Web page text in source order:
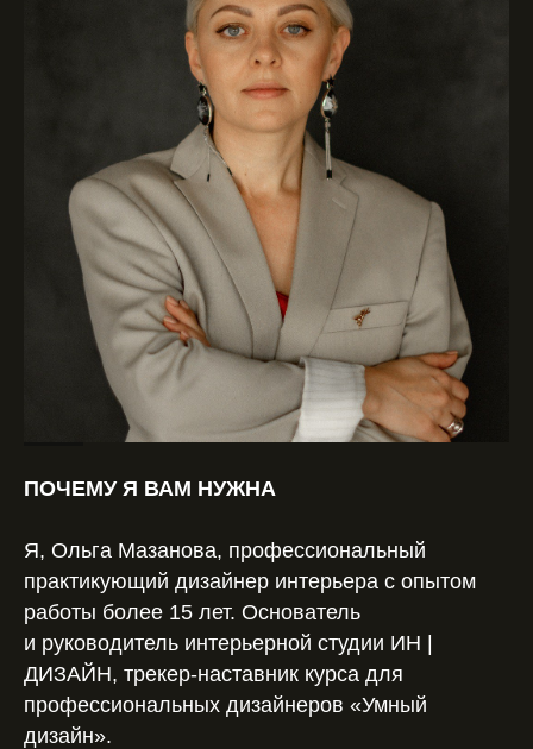
ПОЧЕМУ Я ВАМ НУЖНА
Я, Ольга Мазанова, профессиональный
практикующий дизайнер интерьера с опытом
работы более 15 лет. Основатель
и руководитель интерьерной студии ИН |
ДИЗАЙН, трекер-наставник курса для
профессиональных дизайнеров «Умный
дизайн».